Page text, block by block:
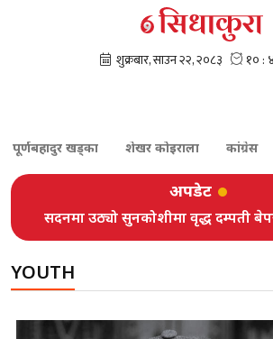
खड्का शेखर कोइराला कांग्रेस
अपडेट
सदनमा उठ्यो सुनकोशीमा वृद्ध दम्पती
YOUTH